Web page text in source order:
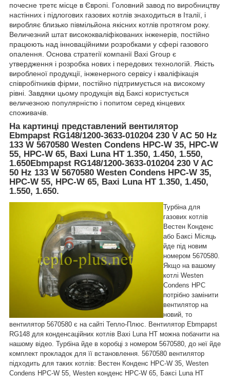
почесне третє місце в Європі. Головний завод по виробництву
настінних і підлогових газових котлів знаходиться в Італії, і
виробляє близько півмільйона якісних котлів протягом року.
Величезний штат висококваліфікованих інженерів, постійно
працюють над інноваційними розробками у сфері газового
опалення. Основа стратегії компанії Baxi Group є
утвердження і розробка нових і передових технологій. Якість
виробленої продукції, інженерного сервісу і кваліфікація
співробітників фірми, постійно підтримується на високому
рівні. Завдяки цьому продукція від Баксі користується
величезною популярністю і попитом серед кінцевих
споживачів.
На картинці представлений вентилятор
Ebmpapst RG148/1200-3633-010204 230 V AC 50 Hz
133 W 5670580 Westen Condens HPC-W 35, HPC-W
55, HPC-W 65, Baxi Luna HT 1.350, 1.450, 1.550,
1.650Ebmpapst RG148/1200-3633-010204 230 V AC
50 Hz 133 W 5670580 Westen Condens HPC-W 35,
HPC-W 55, HPC-W 65, Baxi Luna HT 1.350, 1.450,
1.550, 1.650.
Турбіна для
газових котлів
Вестен Конденс
або Баксі Місяць
йде під новим
номером 5670580.
Якщо на вашому
котлі Westen
Condens HPC
потрібно замінити
вентилятор на
новий, то
вентилятор 5670580 є на сайті Тепло-Плюс. Вентилятор Ebmpapst
RG148 для конденсаційних котлів Baxi Luna HT можна побачити на
нашому відео. Турбіна йде в коробці з номером 5670580, до неї йде
комплект прокладок для її встановлення. 5670580 вентилятор
підходить для таких котлів: Вестен Конденс HPC-W 35, Westen
Condens HPC-W 55, Westen конденс HPC-W 65, Баксі Luna HT